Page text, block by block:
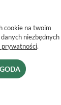
kontakty i
co
cookie na twoim
niezbędnych
prywatności.